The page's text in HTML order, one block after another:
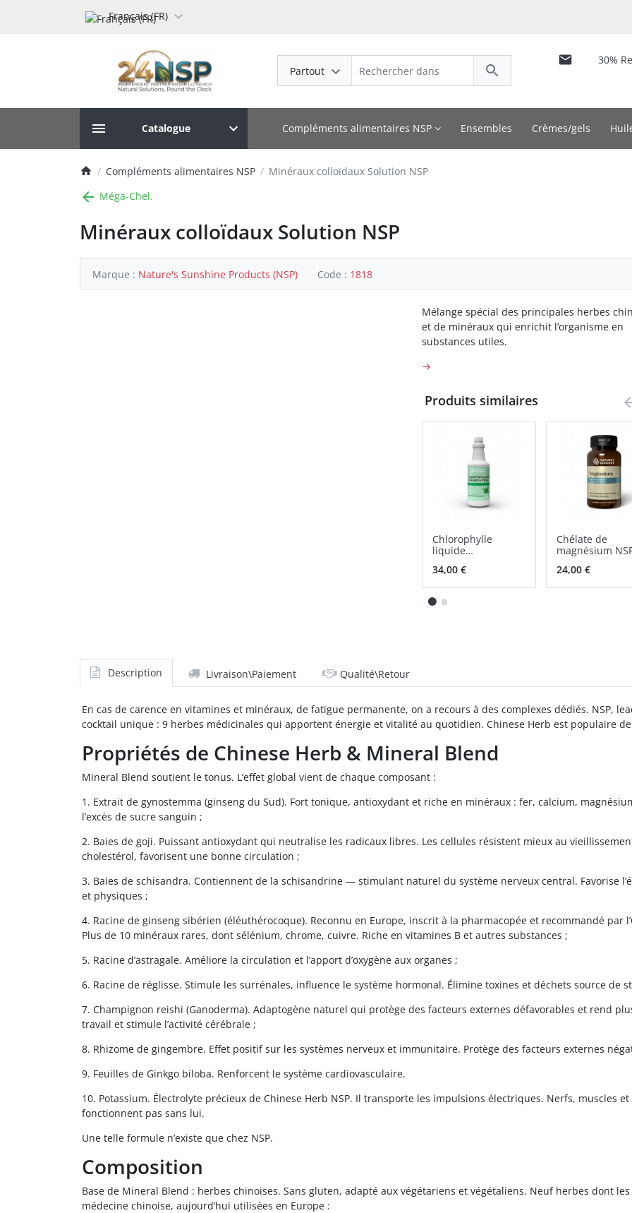
Français (FR)
30%
Partout
Catalogue Compléments alimentaires NSP Ensembles Crèmes/gels
Compléments alimentaires NSP
Minéraux colloïdaux Solution NSP
Méga-Chel.
Minéraux colloïdaux Solution NSP
Marque : Nature's Sunshine Products (NSP) Code : 1818
Mélange spécial des principales herbes
et de minéraux qui enrichit l’organisme en
substances utiles.
→
Produits similaires
Chlorophylle
liquide
liquide) NSP
solution orale
34,00 €
Chélate de
magnésium
24,00 €
Description Livraison\Paiement Qualité\Retour
En cas de carence en vitamines et minéraux, de fatigue permanente, on a recours à des complexes dédiés. NSP,
cocktail unique : 9 herbes médicinales qui apportent énergie et vitalité au quotidien. Chinese Herb est populaire
Propriétés de Chinese Herb & Mineral Blend
Mineral Blend soutient le tonus. L’effet global vient de chaque composant :
1. Extrait de gynostemma (ginseng du Sud). Fort tonique, antioxydant et riche en minéraux : fer, calcium,
l’excès de sucre sanguin ;
2. Baies de goji. Puissant antioxydant qui neutralise les radicaux libres. Les cellules résistent mieux au
cholestérol, favorisent une bonne circulation ;
3. Baies de schisandra. Contiennent de la schisandrine — stimulant naturel du système nerveux central. Favorise
et physiques ;
4. Racine de ginseng sibérien (éléuthérocoque). Reconnu en Europe, inscrit à la pharmacopée et recommandé par
Plus de 10 minéraux rares, dont sélénium, chrome, cuivre. Riche en vitamines B et autres substances ;
5. Racine d’astragale. Améliore la circulation et l’apport d’oxygène aux organes ;
6. Racine de réglisse. Stimule les surrénales, influence le système hormonal. Élimine toxines et déchets source de
7. Champignon reishi (Ganoderma). Adaptogène naturel qui protège des facteurs externes défavorables et rend
travail et stimule l’activité cérébrale ;
8. Rhizome de gingembre. Effet positif sur les systèmes nerveux et immunitaire. Protège des facteurs externes
9. Feuilles de Ginkgo biloba. Renforcent le système cardiovasculaire.
10. Potassium. Électrolyte précieux de Chinese Herb NSP. Il transporte les impulsions électriques. Nerfs,
fonctionnent pas sans lui.
Une telle formule n’existe que chez NSP.
Composition
Base de Mineral Blend : herbes chinoises. Sans gluten, adapté aux végétariens et végétaliens. Neuf herbes dont
médecine chinoise, aujourd’hui utilisées en Europe :